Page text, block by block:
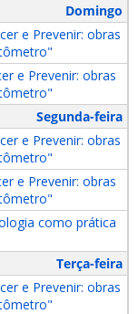
Domingo
e Prevenir: obras
e Prevenir: obras
Segunda-feira
e Prevenir: obras
e Prevenir: obras
como prática
Terça-feira
e Prevenir: obras